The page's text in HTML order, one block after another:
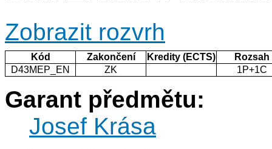
Zobrazit rozvrh
Kód Zakončení Kredity (ECTS)
Rozsah
D43MEP_EN
ZK 1P+1C
Garant předmětu:
Josef Krása